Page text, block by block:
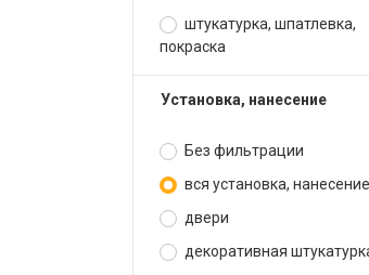
штукатурка, шпатлевка,
покраска
установка, нанесение
Без фильтрации
вся установка, нанесение
двери
декоративная